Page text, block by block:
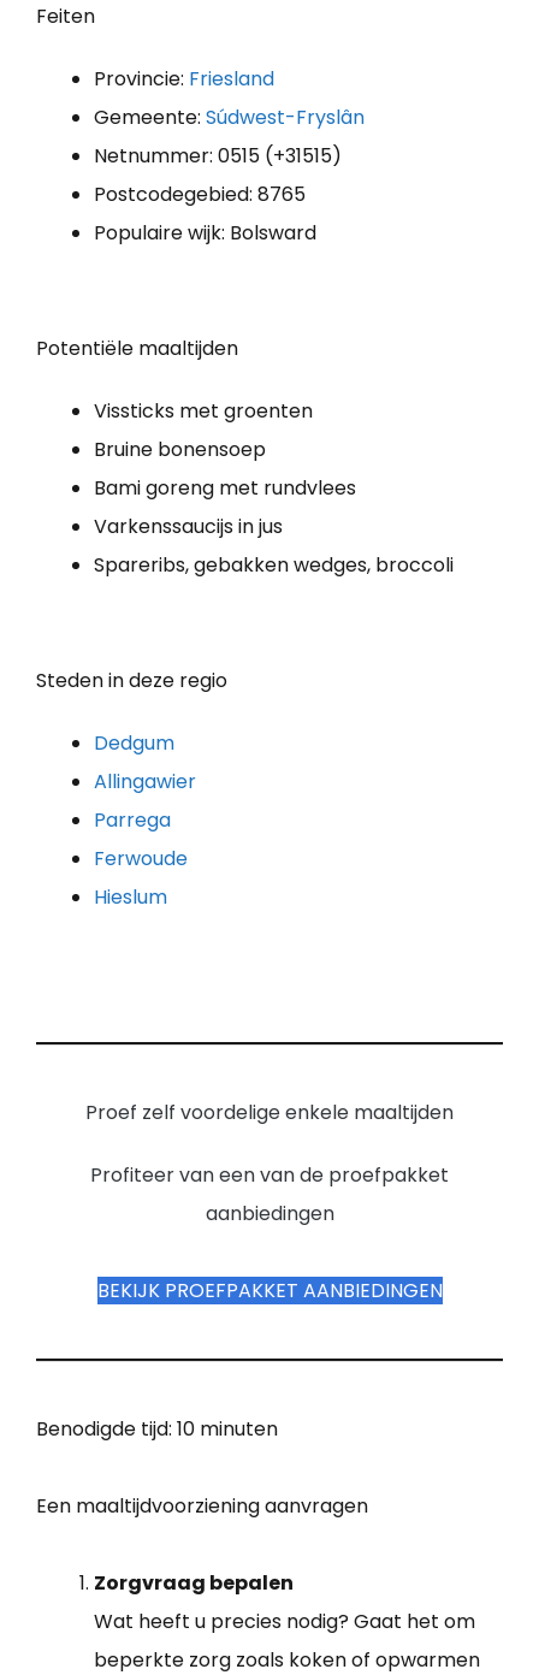
Feiten
Provincie: Friesland
Gemeente: Súdwest-Fryslân
Netnummer: 0515 (+31515)
Postcodegebied: 8765
Populaire wijk: Bolsward
Potentiële maaltijden
Vissticks met groenten
Bruine bonensoep
Bami goreng met rundvlees
Varkenssaucijs in jus
Spareribs, gebakken wedges, broccoli
Steden in deze regio
Dedgum
Allingawier
Parrega
Ferwoude
Hieslum
Proef zelf voordelige enkele maaltijden
Profiteer van een van de proefpakket
aanbiedingen
BEKIJK PROEFPAKKET AANBIEDINGEN
Benodigde tijd: 10 minuten
Een maaltijdvoorziening aanvragen
Zorgvraag bepalen
Wat heeft u precies nodig? Gaat het om
beperkte zorg zoals koken of opwarmen